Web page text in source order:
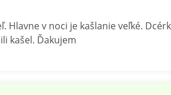
Hlavne v noci je kašlanie veľké.
kašel. Ďakujem